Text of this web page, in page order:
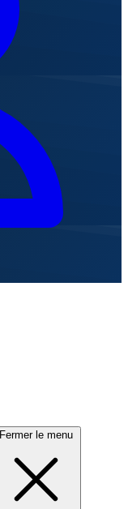
Fermer le menu